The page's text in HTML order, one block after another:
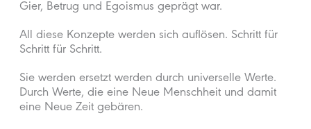
Gier, Betrug und Egoismus geprägt war.
All diese Konzepte werden sich auflösen. Schritt für
Schritt für Schritt.
Sie werden ersetzt werden durch universelle Werte.
Durch Werte, die eine Neue Menschheit und damit
eine Neue Zeit gebären.